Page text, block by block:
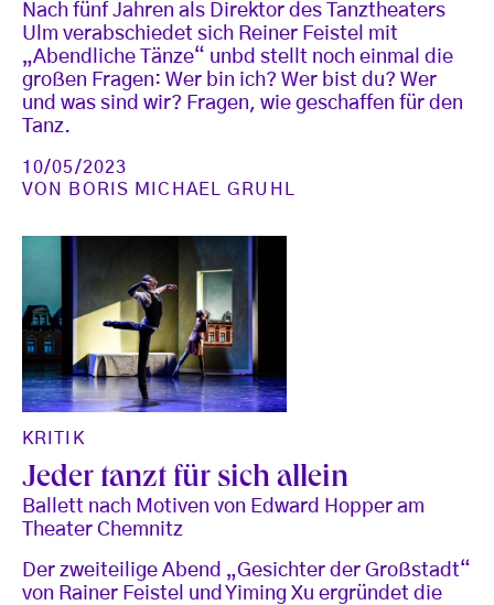
Nach fünf Jahren als Direktor des Tanztheaters
Ulm verabschiedet sich Reiner Feistel mit
„Abendliche Tänze“ unbd stellt noch einmal die
großen Fragen: Wer bin ich? Wer bist du? Wer
und was sind wir? Fragen, wie geschaffen für den
Tanz.
10/05/2023
VON
BORIS MICHAEL GRUHL
KRITIK
Jeder tanzt für sich allein
Ballett nach Motiven von Edward Hopper am
Theater Chemnitz
Der zweiteilige Abend „Gesichter der Großstadt“
von Rainer Feistel und Yiming Xu ergründet die